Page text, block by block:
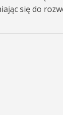
się do